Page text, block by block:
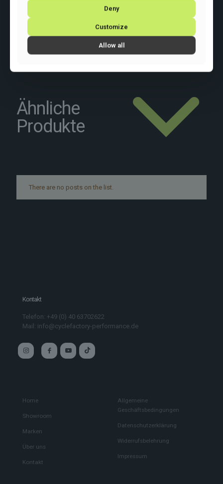
Schaltung: Shimano GRX610/820 2×12
Radsatz: Wahlweise ITM Fuga 40 oder ITM Volata 55
Ähnliche
Produkte
There are no posts on the list.
Kontakt
Telefon: +49 (0) 40 63702622
Mail: info@cyclefactory-performance.de
Home
Showroom
Marken
Über uns
Kontakt
Allgemeine
Geschäftsbedingungen
Datenschutzerklärung
Widerrufsbelehrung
Impressum
Deny
Customize
Allow all